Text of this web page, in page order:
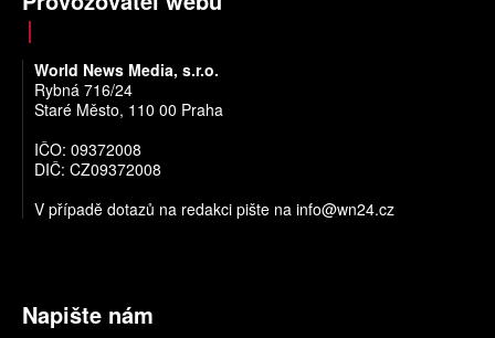
World News Media, s.r.o.
Rybná 716/24
Staré Město, 110 00 Praha
IČO: 09372008
DIČ: CZ09372008
V případě dotazů na redakci pište na info@wn24.cz
Napište nám